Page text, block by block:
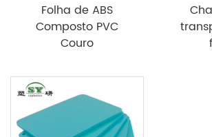
Folha de ABS
Composto PVC
Couro